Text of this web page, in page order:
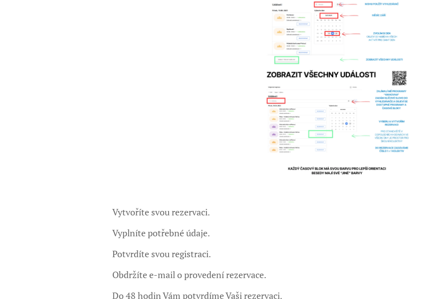
Vytvoříte svou rezervaci.
Vyplníte potřebné údaje.
Potvrdíte svou registraci.
Obdržíte e-mail o provedení rezervace.
Do 48 hodin Vám potvrdíme Vaši rezervaci.